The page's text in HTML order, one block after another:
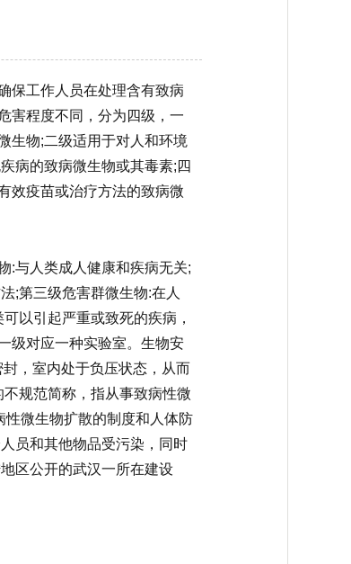
保工作人员在处理含有致病
害程度不同，分为四级，一
生物;二级适用于对人和环境
病的致病微生物或其毒素;四
效疫苗或治疗方法的致病微
:与人类成人健康和疾病无关;
;第三级危害群微生物:在人
以引起严重或致死的疾病，
级对应一种实验室。生物安
，室内处于负压状态，从而
规范简称，指从事致病性微
微生物扩散的制度和人体防
员和其他物品受污染，同时
区公开的武汉一所在建设